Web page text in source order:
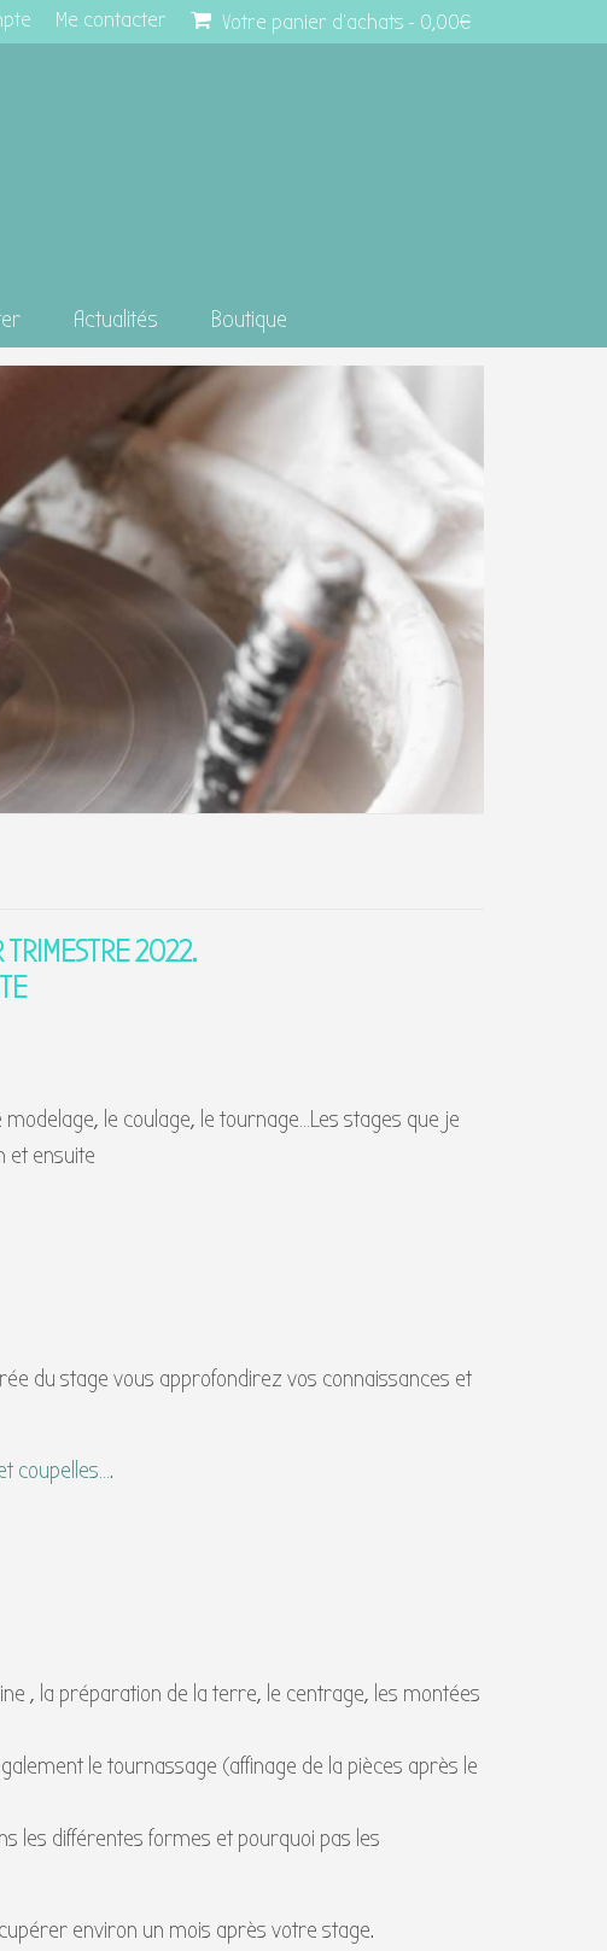
Me contacter Votre panier d'achats - 0,00€
Actualités Boutique
TRIMESTRE 2022.
le coulage, le tournage…Les stages que je
et ensuite
du stage vous approfondirez vos connaissances et
coupelles….
, la préparation de la terre, le centrage, les montées
le tournassage (affinage de la pièces après le
les différentes formes et pourquoi pas les
environ un mois après votre stage.